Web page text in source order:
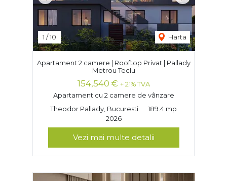
1 /10 Harta
Apartament 2 camere | Rooftop Privat | Pallady
Metrou Teclu
154,540 € + 21% TVA
Apartament cu 2 camere de vânzare
Theodor Pallady, Bucuresti
189.4 mp
2026
Vezi mai multe detalii